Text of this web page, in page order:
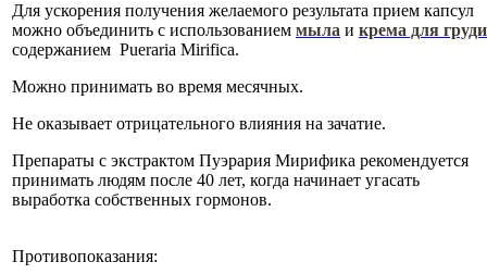
Для ускорения получения желаемого результата прием капсул
можно объединить с использованием мыла и крема для груди
содержанием Pueraria Mirifica.
Можно принимать во время месячных.
Не оказывает отрицательного влияния на зачатие.
Препараты с экстрактом Пуэрария Мирифика рекомендуется
принимать людям после 40 лет, когда начинает угасать
выработка собственных гормонов.
Противопоказания: